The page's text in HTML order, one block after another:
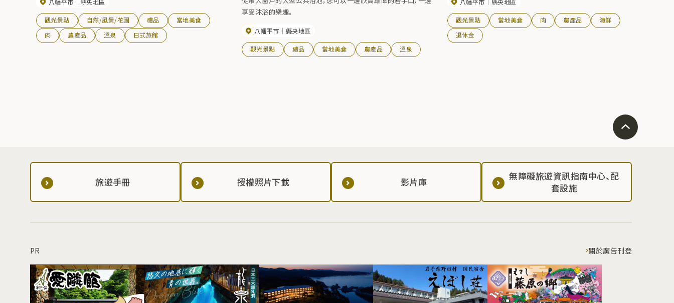
觀光景點 自然/風景/花園 禮品
當地美食
肉
農產品 溫泉 日式旅館
享受沐浴的樂趣。
八幡平市 縣央地區
觀光景點 禮品 當地美食 農產品 溫泉
觀光景點 當地美食 肉 農產品
海鮮
退休金
旅遊手冊 授權照片下載 影片庫
無障礙旅遊資訊指南中心、配
套設施
PR 關於廣告刊登